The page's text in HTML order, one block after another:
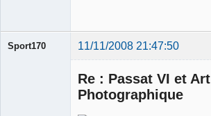
Sport170 11/11/2008 21:47:50
Re : Passat VI et Art
Photographique